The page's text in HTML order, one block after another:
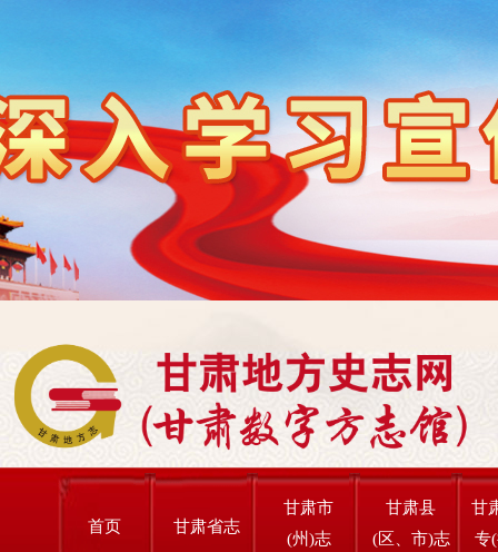
首页 甘肃省志
甘肃市
(州)志
甘肃县
(区、市)志
甘
专